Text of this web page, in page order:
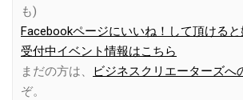
も)
Facebookページにいいね！して頂ける
受付中イベント情報はこちら
まだの方は、
ビジネスクリエーターズへ
ぞ。